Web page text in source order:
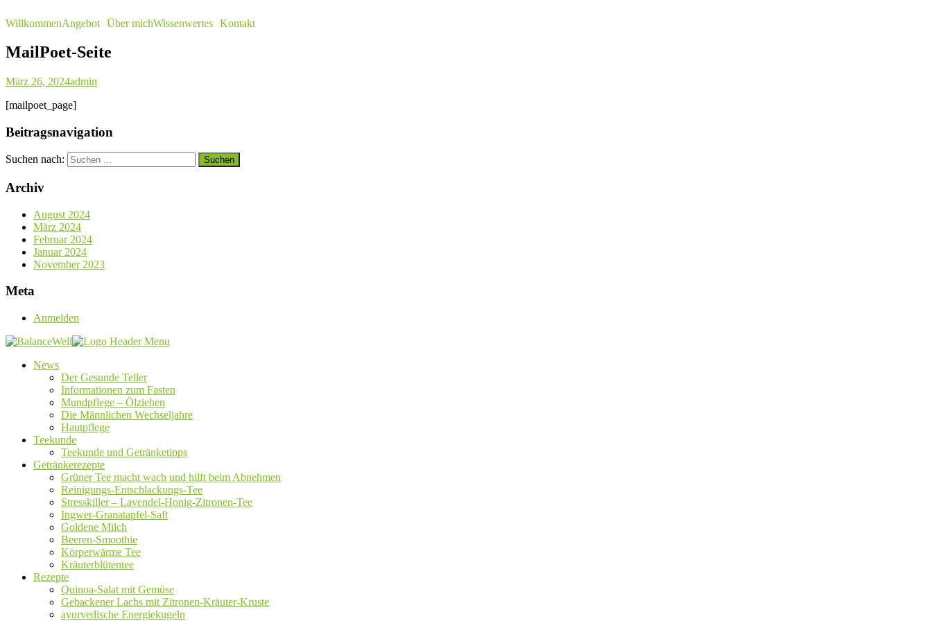
WillkommenAngebot Über michWissenwertes Kontakt
MailPoet-Seite
März 26, 2024admin
[mailpoet_page]
Beitragsnavigation
Suchen nach:
Archiv
August 2024
März 2024
Februar 2024
Januar 2024
November 2023
Meta
Anmelden
News
Der Gesunde Teller
Informationen zum Fasten
Mundpflege – Ölziehen
Die Männlichen Wechseljahre
Hautpflege
Teekunde
Teekunde und Getränketipps
Getränkerezepte
Grüner Tee macht wach und hilft beim Abnehmen
Reinigungs-Entschlackungs-Tee
Stresskiller – Lavendel-Honig-Zitronen-Tee
Ingwer-Granatapfel-Saft
Goldene Milch
Beeren-Smoothie
Körperwärme Tee
Kräuterblütentee
Rezepte
Quinoa-Salat mit Gemüse
Gebackener Lachs mit Zitronen-Kräuter-Kruste
ayurvedische Energiekugeln